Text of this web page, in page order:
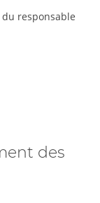
responsable
des